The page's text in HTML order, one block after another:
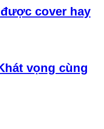
cover hay
vọng cùng